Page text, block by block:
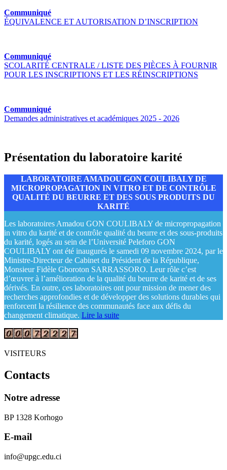
Communiqué
ÉQUIVALENCE ET AUTORISATION D’INSCRIPTION
Communiqué
SCOLARITÉ CENTRALE / LISTE DES PIÈCES À FOURNIR
POUR LES INSCRIPTIONS ET LES RÉINSCRIPTIONS
Communiqué
Demandes administratives et académiques 2025 - 2026
Présentation du laboratoire karité
LABORATOIRE AMADOU GON COULIBALY DE
MICROPROPAGATION IN VITRO ET DE CONTRÔLE
QUALITÉ DU BEURRE ET DES SOUS PRODUITS DU
KARITÉ
Les laboratoires Amadou GON COULIBALY de micropropagation
in vitro du karité et de contrôle qualité du beurre et des sous-produits
du karité, logés au sein de l’Université Peleforo GON
COULIBALY ont été inaugurés le samedi 09 novembre 2024, par le
Ministre-Directeur de Cabinet du Président de la République,
Monsieur Fidèle Gboroton SARRASSORO. Leur rôle c’est
d’œuvrer à l’amélioration de la qualité du beurre de karité et de ses
dérivés. En outre, ces laboratoires ont pour mission de mener des
recherches approfondies et de développer des solutions durables qui
renforcent la résilience des communautés face aux défis du
changement climatique. Lire la suite
VISITEURS
Contacts
Notre adresse
BP 1328 Korhogo
E-mail
info@upgc.edu.ci